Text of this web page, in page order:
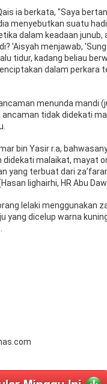
ia berkata, "Saya
menyebutkan suatu
dalam keadaan
'Aisyah menjawab,
tidur, kadang beliau
dalam perkara
menunda mandi
ancaman tidak didekati
bin Yasir r.a,
didekati malaikat, mayat
yang terbuat dari
lighairhi, HR Abu
lelaki menggunakan
yang dicelup warna